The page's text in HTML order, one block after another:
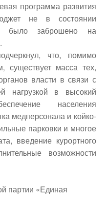
программа развития
не в состоянии
было заброшено на
что, помимо
существует масса тех,
власти в связи с
нагрузкой в высокий
населения
медперсонала и койко-
парковки и многое
введение курортного
возможности
партии «Единая